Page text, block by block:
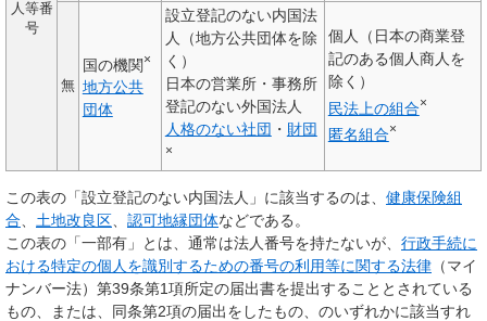
人等番
号
無
国の機関×
地方公共
団体
設立登記のない内国法
人（地方公共団体を除
く）
日本の営業所・事務所
登記のない外国法人
人格のない社団 ・ 財団
×
個人（日本の商業登
記のある個人商人を
除く）
民法上の組合×
匿名組合×
この表の「設立登記のない内国法人」に該当するのは、 健康保険組
合
土地改良区 認可地縁団体などである。
この表の「一部有」とは、通常は法人番号を持たないが、 行政手続に
おける特定の個人を識別するための番号の利用等に関する法律 （マイ
ナンバー法）第39条第1項所定の届出書を提出することとされている
もの、または、同条第2項の届出をしたもの、のいずれかに該当すれ